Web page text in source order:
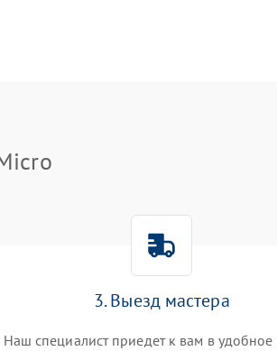
3. Выезд мастера
Наш специалист приедет к вам в удобное